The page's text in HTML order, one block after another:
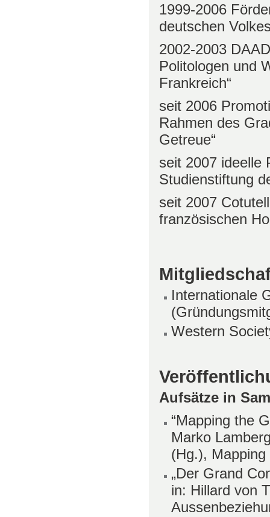
1999-2006
deutschen
2002-2003
Politologen und
Frankreich“
seit 2006
Rahmen des
Getreue“
seit 2007 ideelle
Studienstiftung
seit 2007
französischen
Internationale
Western
Aufsätze in
“Mapping the
Marko
(Hg.),
„Der Grand
in: Hillard von